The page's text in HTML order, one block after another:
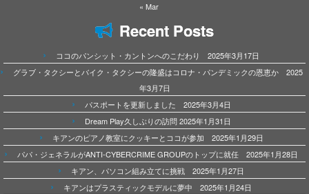
« Mar
Recent Posts
ココのパンシット・カントンへのこだわり 2025年3月17日
グラブ・タクシーとバイク・タクシーの隆盛はコロナ・パンデミックの恩恵か 2025
年3月7日
パスポートを更新しました 2025年3月4日
Dream Play久しぶりの訪問 2025年1月31日
キアンのピアノ教室にクッキーとココが参加 2025年1月29日
パパ・ジェネラルがANTI-CYBERCRIME GROUPのトップに就任 2025年1月28日
キアン、パソコン組み立てに挑戦 2025年1月27日
キアンはプラスティックモデルに夢中 2025年1月24日